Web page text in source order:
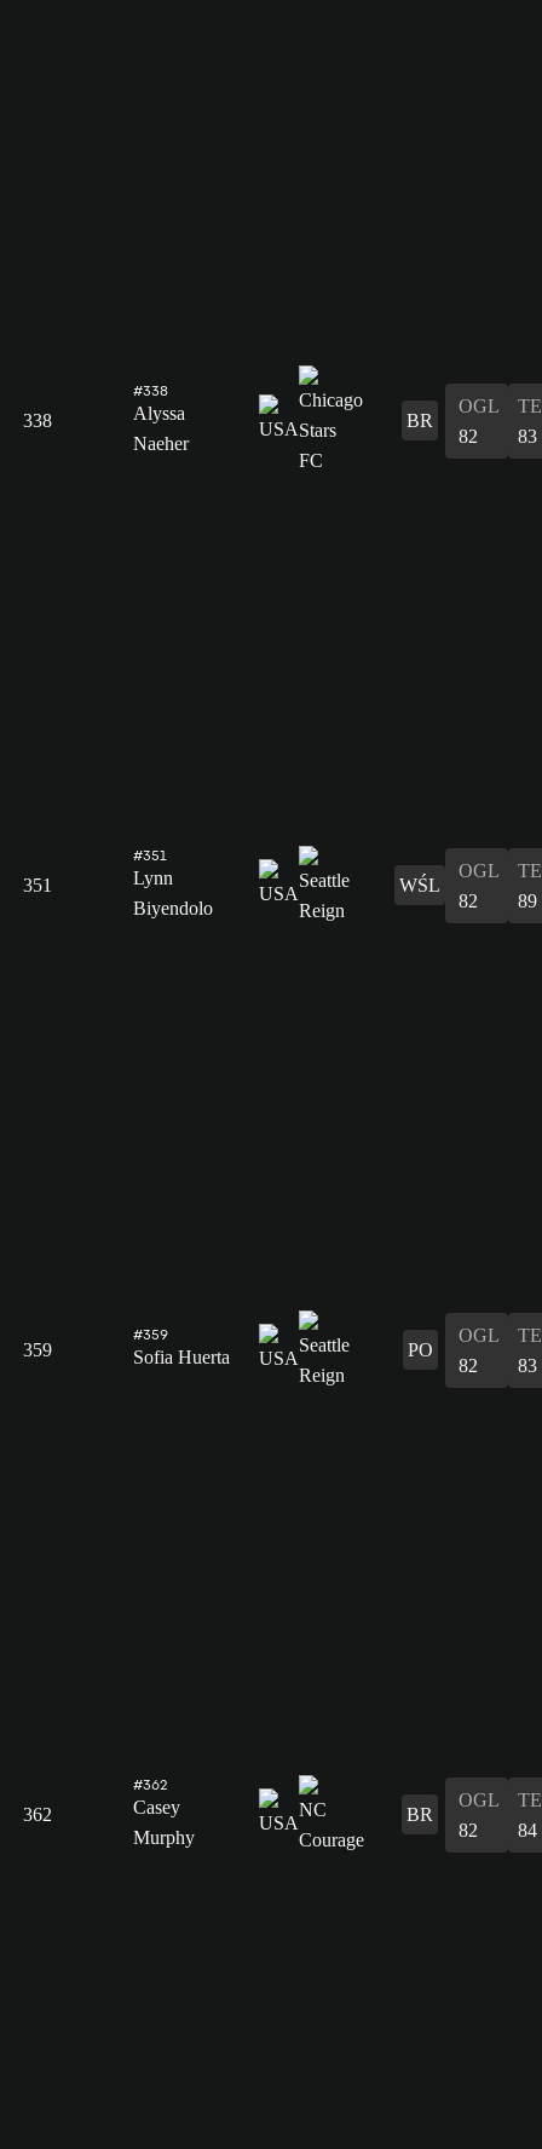
338
#338
Alyssa
Naeher
BR
OGL
82
83
351
#351
Lynn
Biyendolo
WŚL
OGL
82
89
359
#359
Sofia Huerta PO
OGL
82
83
362
#362
Casey
Murphy
BR
OGL
82
84